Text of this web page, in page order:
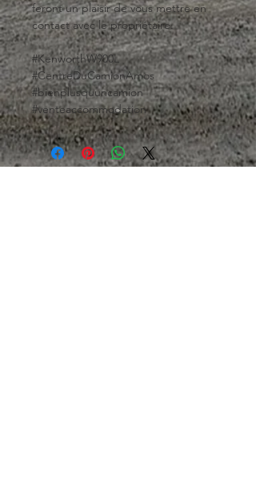
feront un plaisir de vous mettre en
contact avec le propriétaire.
#KenworthW900L
#CentreDuCamionAmos
#bienplusquuncamion
#venteaccommodation